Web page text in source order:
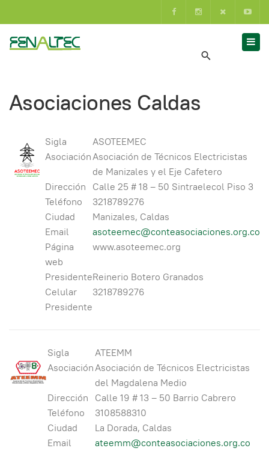
Asociaciones Caldas
Sigla
ASOTEEMEC
AsociaciónAsociación de Técnicos Electricistas
de Manizales y el Eje Cafetero
Dirección
Calle 25 # 18 – 50 Sintraelecol Piso 3
Teléfono
3218789276
Ciudad
Manizales, Caldas
Email
asoteemec@conteasociaciones.org.co
Página
web
www.asoteemec.org
PresidenteReinerio Botero Granados
Celular
Presidente
3218789276
Sigla
ATEEMM
AsociaciónAsociación de Técnicos Electricistas
del Magdalena Medio
Dirección
Calle 19 # 13 – 50 Barrio Cabrero
Teléfono
3108588310
Ciudad
La Dorada, Caldas
Email
ateemm@conteasociaciones.org.co